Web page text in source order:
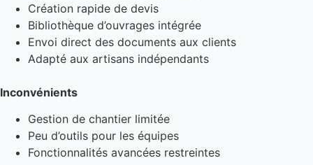
Création rapide de devis
Bibliothèque d’ouvrages intégrée
Envoi direct des documents aux clients
Adapté aux artisans indépendants
Inconvénients
Gestion de chantier limitée
Peu d’outils pour les équipes
Fonctionnalités avancées restreintes